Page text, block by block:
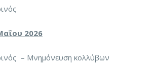
2026
– Μνημόνευση κολλύβων